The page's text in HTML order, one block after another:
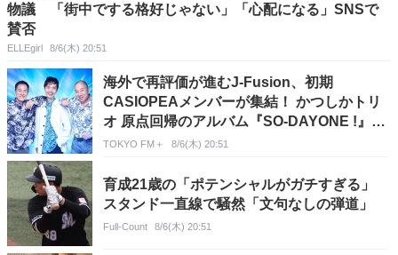
物議 「街中でする格好じゃない」「心配になる」SNSで
賛否
ELLEgirl 8/6(木) 20:51
海外で再評価が進むJ-Fusion、初期
CASIOPEAメンバーが集結！ かつしかトリ
オ 原点回帰のアルバム『SO-DAYONE !』リ
リース決定
TOKYO FM＋ 8/6(木) 20:51
育成21歳の「ポテンシャルがガチすぎる」
スタンド一直線で騒然「文句なしの弾道」
Full-Count 8/6(木) 20:51